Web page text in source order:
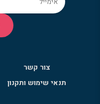
צור קשר
תנאי שימוש ותקנון